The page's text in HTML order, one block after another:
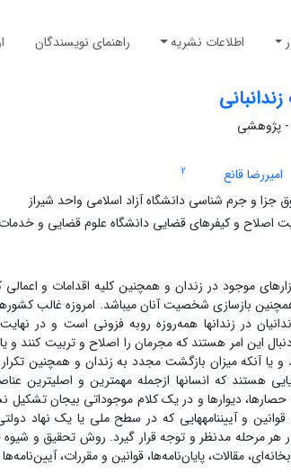
اطلاعات نشریه راهنمای نویسندگان
- پژوهشی
امیررضا قانع
2
و جرم شناسی دانشگاه آزاد اسلامی واحد شیراز
اصلاح و کیفرهای قضایی دانشگاه علوم قضایی و
موجود در زندان و همچنین کلیه اقدامات و
بازسازی شخصیت آنان می­باشد. امروزه غالب
در زندان­ها همه‌روزه روبه فزونی است و در
این امر هستند که مجرمان را اصلاح و تربیت کنند و
یا آنکه میزان بازگشت مجدد به زندان و همچنین
هستند که انسان­ها ازجمله مهم­ترین و اصلی­ترین
حصار­ها، دیوار­ها و در یک کلام موجوداتی بی­جان تشکیل
قوانین و آیین­نامه­هایی که در سطح ملی یا یک نهاد
هر مرحله مدنظر و توجه قرار گیرد. روش تحقیق و
مقالات، پایان‌نامه‌ها، قوانین و مقررات،